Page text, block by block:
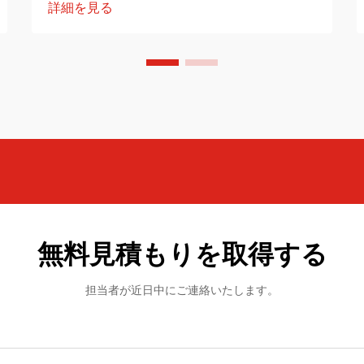
や暑さの多い室内に適した設計、冬用ケ
あります。この実用的なガイドでは、そ
詳細を見る
無料見積もりを取得する
担当者が近日中にご連絡いたします。